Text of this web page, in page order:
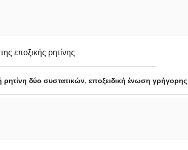
εποξικής ρητίνης
ρητίνη δύο συστατικών, εποξειδική ένωση